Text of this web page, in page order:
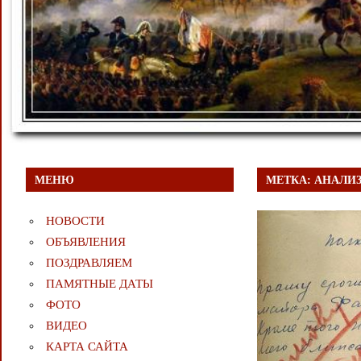
МЕТКА:
МЕНЮ
НОВОСТИ
ОБЪЯВЛЕНИЯ
ПОЗДРАВЛЯЕМ
ПАМЯТНЫЕ ДАТЫ
ФОТО
ВИДЕО
КАРТА САЙТА